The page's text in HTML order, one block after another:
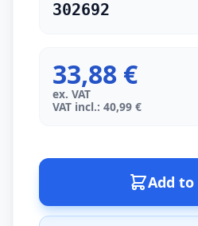
302692
33,88 €
ex. VAT
VAT incl.: 40,99 €
Add to